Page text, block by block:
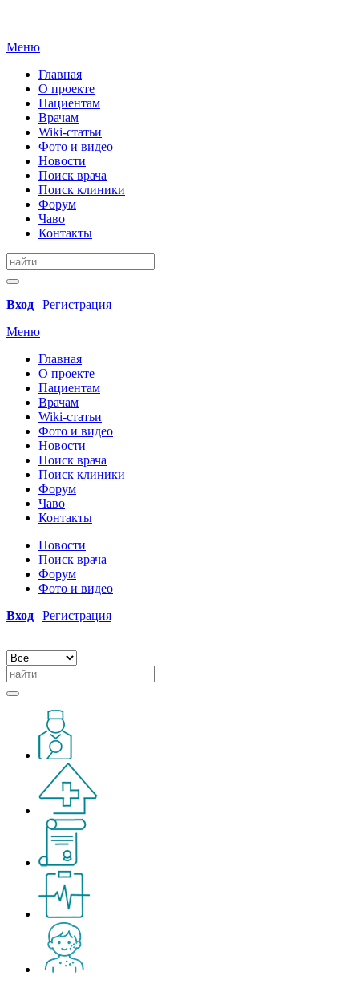
Меню
Главная
О проекте
Пациентам
Врачам
Wiki-статьи
Фото и видео
Новости
Поиск врача
Поиск клиники
Форум
Чаво
Контакты
Вход | Регистрация
Меню
Главная
О проекте
Пациентам
Врачам
Wiki-статьи
Фото и видео
Новости
Поиск врача
Поиск клиники
Форум
Чаво
Контакты
Новости
Поиск врача
Форум
Фото и видео
Вход | Регистрация